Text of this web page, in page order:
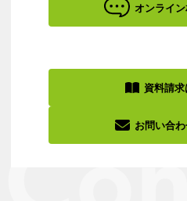
オンライ
資料請
お問い合